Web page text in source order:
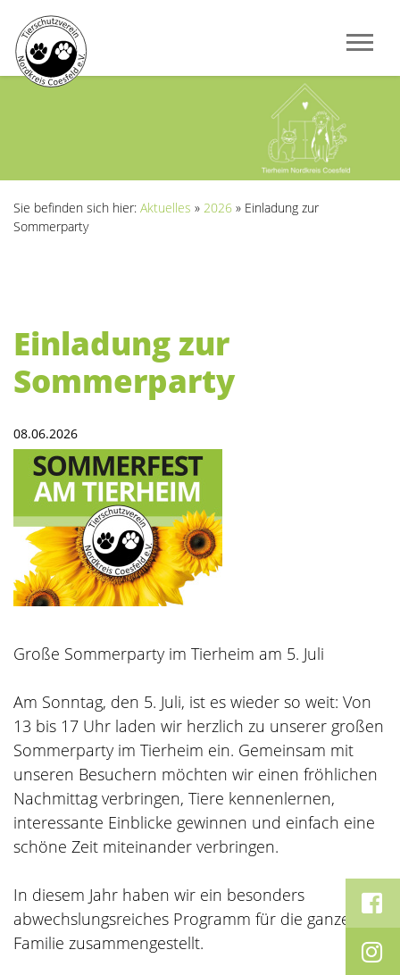
Sie befinden sich hier: Aktuelles » 2026 » Einladung zur
Sommerparty
Einladung zur
Sommerparty
08.06.2026
Große Sommerparty im Tierheim am 5. Juli
Am Sonntag, den 5. Juli, ist es wieder so weit: Von
13 bis 17 Uhr laden wir herzlich zu unserer großen
Sommerparty im Tierheim ein. Gemeinsam mit
unseren Besuchern möchten wir einen fröhlichen
Nachmittag verbringen, Tiere kennenlernen,
interessante Einblicke gewinnen und einfach eine
schöne Zeit miteinander verbringen.
In diesem Jahr haben wir ein besonders
abwechslungsreiches Programm für die ganze
Familie zusammengestellt.